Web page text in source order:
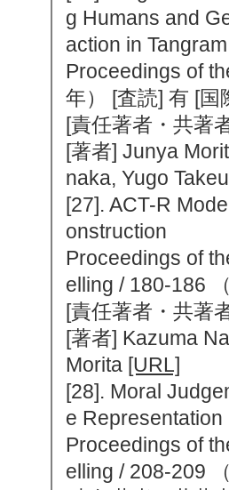
g Humans and
action in
Proceedings of
年） [査読] 有 [
[責任著者・共著
[著者] Junya
naka, Yugo
[27]. ACT-R
onstruction
Proceedings of
elling / 180-186
[責任著者・共著
[著者] Kazuma
Morita [URL]
[28]. Moral
e
Proceedings of
elling / 208-209